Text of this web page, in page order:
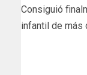
Consiguió
infantil de más